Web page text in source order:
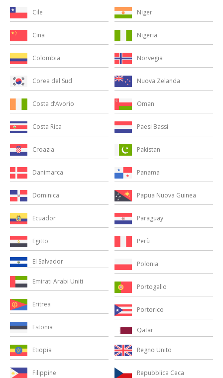
Cile
Cina
Colombia
Corea del Sud
Costa d’Avorio
Costa Rica
Croazia
Danimarca
Dominica
Ecuador
Egitto
El Salvador
Emirati Arabi Uniti
Eritrea
Estonia
Etiopia
Filippine
Niger
Nigeria
Norvegia
Nuova Zelanda
Oman
Paesi Bassi
Pakistan
Panama
Papua Nuova Guinea
Paraguay
Perù
Polonia
Portogallo
Portorico
Qatar
Regno Unito
Repubblica Ceca